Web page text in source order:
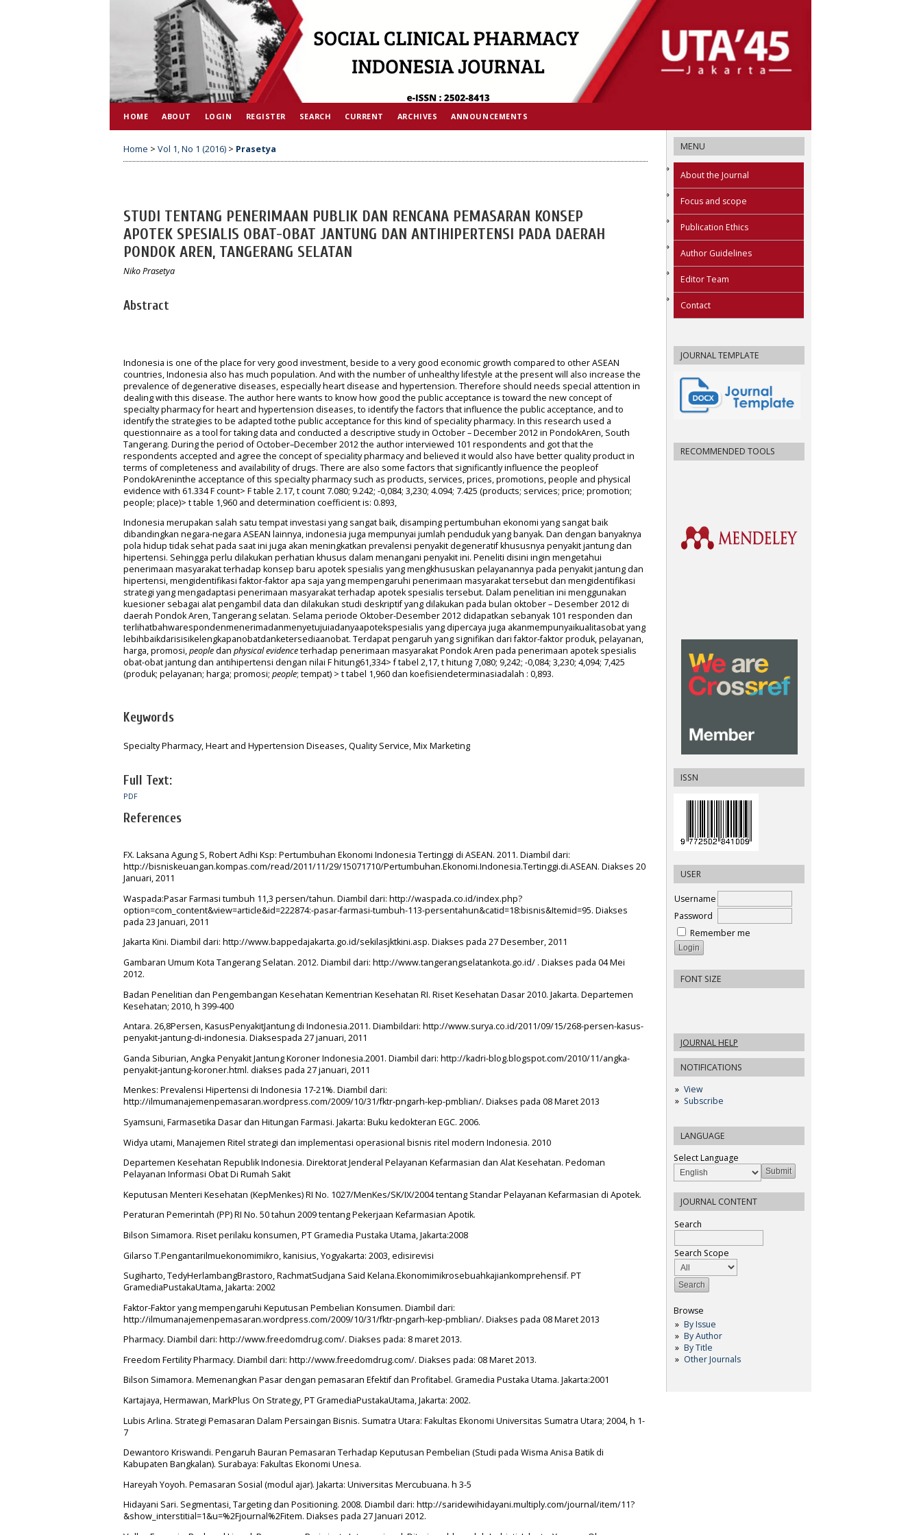
MENU
About the Journal
Focus and scope
Publication Ethics
Author Guidelines
Editor Team
Contact
JOURNAL TEMPLATE
RECOMMENDED TOOLS
ISSN
USER
Username
Password
Remember me
FONT SIZE
JOURNAL HELP
NOTIFICATIONS
View
Subscribe
LANGUAGE
Select Language
JOURNAL CONTENT
Search
Search Scope
Browse
By Issue
By Author
By Title
Other Journals
HOME ABOUT LOGIN REGISTER SEARCH CURRENT ARCHIVES ANNOUNCEMENTS
Home > Vol 1, No 1 (2016) > Prasetya
STUDI TENTANG PENERIMAAN PUBLIK DAN RENCANA PEMASARAN KONSEP
APOTEK SPESIALIS OBAT-OBAT JANTUNG DAN ANTIHIPERTENSI PADA DAERAH
PONDOK AREN, TANGERANG SELATAN
Niko Prasetya
Abstract
Indonesia is one of the place for very good investment, beside to a very good economic growth compared to other ASEAN
countries, Indonesia also has much population. And with the number of unhealthy lifestyle at the present will also increase the
prevalence of degenerative diseases, especially heart disease and hypertension. Therefore should needs special attention in
dealing with this disease. The author here wants to know how good the public acceptance is toward the new concept of
specialty pharmacy for heart and hypertension diseases, to identify the factors that influence the public acceptance, and to
identify the strategies to be adapted tothe public acceptance for this kind of speciality pharmacy. In this research used a
questionnaire as a tool for taking data and conducted a descriptive study in October – December 2012 in PondokAren, South
Tangerang. During the period of October–December 2012 the author interviewed 101 respondents and got that the
respondents accepted and agree the concept of speciality pharmacy and believed it would also have better quality product in
terms of completeness and availability of drugs. There are also some factors that significantly influence the peopleof
PondokAreninthe acceptance of this specialty pharmacy such as products, services, prices, promotions, people and physical
evidence with 61.334 F count> F table 2.17, t count 7.080; 9.242; -0,084; 3,230; 4.094; 7.425 (products; services; price; promotion;
people; place)> t table 1,960 and determination coefficient is: 0.893,
Indonesia merupakan salah satu tempat investasi yang sangat baik, disamping pertumbuhan ekonomi yang sangat baik
dibandingkan negara-negara ASEAN lainnya, indonesia juga mempunyai jumlah penduduk yang banyak. Dan dengan banyaknya
pola hidup tidak sehat pada saat ini juga akan meningkatkan prevalensi penyakit degeneratif khususnya penyakit jantung dan
hipertensi. Sehingga perlu dilakukan perhatian khusus dalam menangani penyakit ini. Peneliti disini ingin mengetahui
penerimaan masyarakat terhadap konsep baru apotek spesialis yang mengkhususkan pelayanannya pada penyakit jantung dan
hipertensi, mengidentifikasi faktor-faktor apa saja yang mempengaruhi penerimaan masyarakat tersebut dan mengidentifikasi
strategi yang mengadaptasi penerimaan masyarakat terhadap apotek spesialis tersebut. Dalam penelitian ini menggunakan
kuesioner sebagai alat pengambil data dan dilakukan studi deskriptif yang dilakukan pada bulan oktober – Desember 2012 di
daerah Pondok Aren, Tangerang selatan. Selama periode Oktober-Desember 2012 didapatkan sebanyak 101 responden dan
terlihatbahwarespondenmenerimadanmenyetujuiadanyaapotekspesialis yang dipercaya juga akanmempunyaikualitasobat yang
lebihbaikdarisisikelengkapanobatdanketersediaanobat. Terdapat pengaruh yang signifikan dari faktor-faktor produk, pelayanan,
harga, promosi,peopledan physical evidenceterhadap penerimaan masyarakat Pondok Aren pada penerimaan apotek spesialis
obat-obat jantung dan antihipertensi dengan nilai F hitung61,334> f tabel 2,17, t hitung 7,080; 9,242; -0,084; 3,230; 4,094; 7,425
(produk; pelayanan; harga; promosi; people; tempat) > t tabel 1,960 dan koefisiendeterminasiadalah : 0,893.
Keywords
Specialty Pharmacy, Heart and Hypertension Diseases, Quality Service, Mix Marketing
Full Text:
PDF
References
FX. Laksana Agung S, Robert Adhi Ksp: Pertumbuhan Ekonomi Indonesia Tertinggi di ASEAN. 2011. Diambil dari:
http://bisniskeuangan.kompas.com/read/2011/11/29/15071710/Pertumbuhan.Ekonomi.Indonesia.Tertinggi.di.ASEAN. Diakses 20
Januari, 2011
Waspada:Pasar Farmasi tumbuh 11,3 persen/tahun. Diambil dari: http://waspada.co.id/index.php?
option=com_content&view=article&id=222874:-pasar-farmasi-tumbuh-113-persentahun&catid=18:bisnis&Itemid=95. Diakses
pada 23 Januari, 2011
Jakarta Kini. Diambil dari: http://www.bappedajakarta.go.id/sekilasjktkini.asp. Diakses pada 27 Desember, 2011
Gambaran Umum Kota Tangerang Selatan. 2012. Diambil dari: http://www.tangerangselatankota.go.id/ . Diakses pada 04 Mei
2012.
Badan Penelitian dan Pengembangan Kesehatan Kementrian Kesehatan RI. Riset Kesehatan Dasar 2010. Jakarta. Departemen
Kesehatan; 2010, h 399-400
Antara. 26,8Persen, KasusPenyakitJantung di Indonesia.2011. Diambildari: http://www.surya.co.id/2011/09/15/268-persen-kasus-
penyakit-jantung-di-indonesia. Diaksespada 27 januari, 2011
Ganda Siburian, Angka Penyakit Jantung Koroner Indonesia.2001. Diambil dari: http://kadri-blog.blogspot.com/2010/11/angka-
penyakit-jantung-koroner.html. diakses pada 27 januari, 2011
Menkes: Prevalensi Hipertensi di Indonesia 17-21%. Diambil dari:
http://ilmumanajemenpemasaran.wordpress.com/2009/10/31/fktr-pngarh-kep-pmblian/. Diakses pada 08 Maret 2013
Syamsuni, Farmasetika Dasar dan Hitungan Farmasi. Jakarta: Buku kedokteran EGC. 2006.
Widya utami, Manajemen Ritel strategi dan implementasi operasional bisnis ritel modern Indonesia. 2010
Departemen Kesehatan Republik Indonesia. Direktorat Jenderal Pelayanan Kefarmasian dan Alat Kesehatan. Pedoman
Pelayanan Informasi Obat Di Rumah Sakit
Keputusan Menteri Kesehatan (KepMenkes) RI No. 1027/MenKes/SK/IX/2004 tentang Standar Pelayanan Kefarmasian di Apotek.
Peraturan Pemerintah (PP) RI No. 50 tahun 2009 tentang Pekerjaan Kefarmasian Apotik.
Bilson Simamora. Riset perilaku konsumen, PT Gramedia Pustaka Utama, Jakarta:2008
Gilarso T.Pengantarilmuekonomimikro, kanisius, Yogyakarta: 2003, edisirevisi
Sugiharto, TedyHerlambangBrastoro, RachmatSudjana Said Kelana.Ekonomimikrosebuahkajiankomprehensif. PT
GramediaPustakaUtama, Jakarta: 2002
Faktor-Faktor yang mempengaruhi Keputusan Pembelian Konsumen. Diambil dari:
http://ilmumanajemenpemasaran.wordpress.com/2009/10/31/fktr-pngarh-kep-pmblian/. Diakses pada 08 Maret 2013
Pharmacy. Diambil dari: http://www.freedomdrug.com/. Diakses pada: 8 maret 2013.
Freedom Fertility Pharmacy. Diambil dari: http://www.freedomdrug.com/. Diakses pada: 08 Maret 2013.
Bilson Simamora. Memenangkan Pasar dengan pemasaran Efektif dan Profitabel. Gramedia Pustaka Utama. Jakarta:2001
Kartajaya, Hermawan, MarkPlus On Strategy, PT GramediaPustakaUtama, Jakarta: 2002.
Lubis Arlina. Strategi Pemasaran Dalam Persaingan Bisnis. Sumatra Utara: Fakultas Ekonomi Universitas Sumatra Utara; 2004, h 1-
7
Dewantoro Kriswandi. Pengaruh Bauran Pemasaran Terhadap Keputusan Pembelian (Studi pada Wisma Anisa Batik di
Kabupaten Bangkalan). Surabaya: Fakultas Ekonomi Unesa.
Hareyah Yoyoh. Pemasaran Sosial (modul ajar). Jakarta: Universitas Mercubuana. h 3-5
Hidayani Sari. Segmentasi, Targeting dan Positioning. 2008. Diambil dari: http://saridewihidayani.multiply.com/journal/item/11?
&show_interstitial=1&u=%2Fjournal%2Fitem. Diakses pada 27 Januari 2012.